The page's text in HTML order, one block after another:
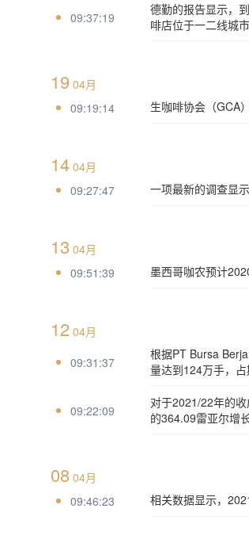
09:37:19
德勤的报告显示，
啡店位于一二线城市
19 04月
09:19:14
生咖啡协会（GCA
14 04月
09:27:47
一项最新的调查显
13 04月
09:51:39
墨西哥咖农预计
12 04月
09:31:37
根据PT Bursa
量达到124万手，占
09:22:09
对于2021/22年的
的364.09雷亚尔增
08 04月
09:46:23
相关数据显示，